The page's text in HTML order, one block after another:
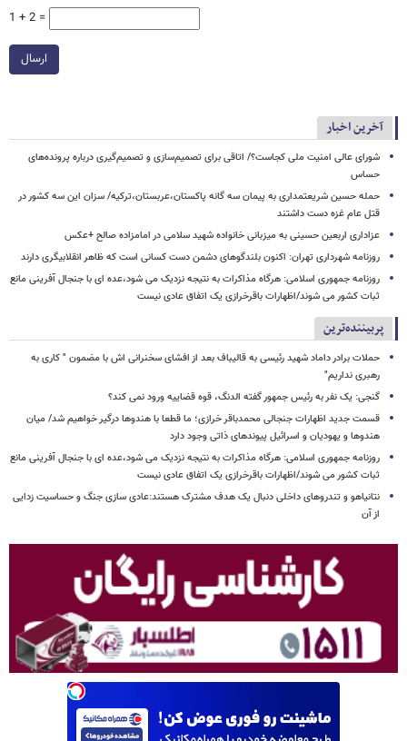
1 + 2 =
ارسال
آخرین اخبار
شورای عالی امنیت ملی کجاست؟/ اتاقی برای تصمیم‌سازی و تصمیم‌گیری درباره پرونده‌های
حساس
حمله حسین شریعتمداری به پیمان سه گانه پاکستان،عربستان،ترکیه/ سزان این سه کشور در
قتل عام غزه دست داشتند
عزاداری اربعین حسینی به میزبانی خانواده شهید سلامی در امامزاده صالح +عکس
روزنامه شهرداری تهران: اکنون بلندگوهای دشمن دست کسانی است که ظاهر انقلابیگری دارند
روزنامه جمهوری اسلامی: هرگاه مذاکرات به نتیجه نزدیک می شود،عده ای با جنجال آفرینی مانع
ثبات کشور می شوند/اظهارات باقرخرازی یک اتفاق عادی نیست
پربیننده‌ترین
حملات برادر داماد شهید رئیسی به قالیباف بعد از افشای سخنرانی اش با مضمون " کاری به
رهبری نداریم"
گنجی: یک نفر به رئیس جمهور گفته الدنگ، قوه قضاییه ورود نمی کند؟
قسمت جدید اظهارات جنجالی محمدباقر خرازی؛ ما قطعا با هندوها درگیر خواهیم شد/ میان
هندوها و یهودیان و اسرائیل پیوندهای ذاتی وجود دارد
روزنامه جمهوری اسلامی: هرگاه مذاکرات به نتیجه نزدیک می شود،عده ای با جنجال آفرینی مانع
ثبات کشور می شوند/اظهارات باقرخرازی یک اتفاق عادی نیست
نتانیاهو و تندروهای داخلی دنبال یک هدف مشترک هستند:عادی سازی جنگ و حساسیت زدایی
از آن